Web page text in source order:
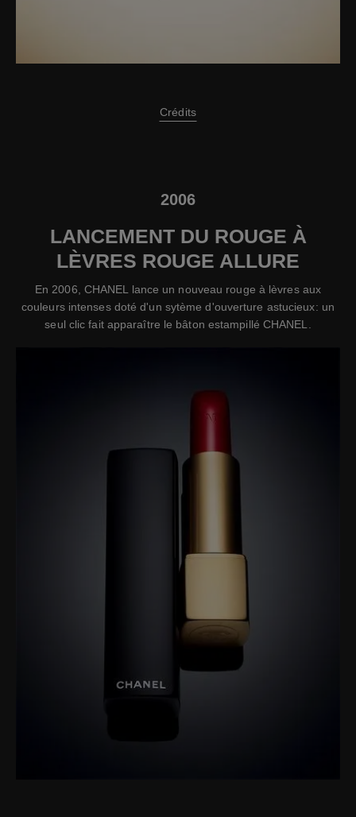
Crédits
2006
LANCEMENT DU ROUGE À
LÈVRES ROUGE ALLURE
En 2006, CHANEL lance un nouveau rouge à lèvres aux
couleurs intenses doté d'un sytème d'ouverture astucieux: un
seul clic fait apparaître le bâton estampillé CHANEL.